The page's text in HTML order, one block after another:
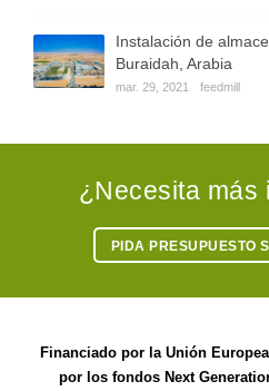
Instalación de
Buraidah, Arabia
mar. 29, 2021 feedmill
¿Necesita más
PIDA PRESUPUESTO
Financiado por la Unión
por los fondos Next